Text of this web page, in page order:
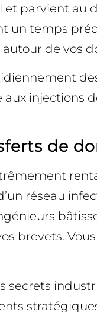
parvient au
un temps
de vos
injections
de
réseau
brevets.
secrets